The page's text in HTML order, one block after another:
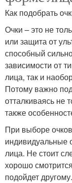
Как подобрать
Очки – это не
или защита от
способный
зависимости от
лица, так и
Потому важно
отталкиваясь не
также
При выборе
индивидуальные
лица. Не стоит
хорошо
подойдет другому.